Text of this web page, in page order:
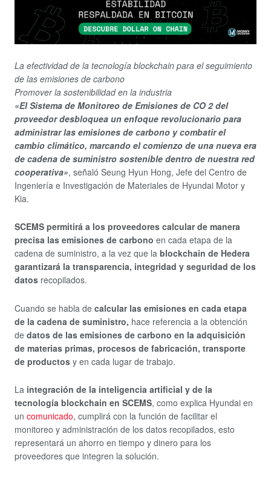
La efectividad de la tecnología blockchain para el seguimiento
de las emisiones de carbono
Promover la sostenibilidad en la industria
«El Sistema de Monitoreo de Emisiones de CO 2 del
proveedor desbloquea un enfoque revolucionario para
administrar las emisiones de carbono y combatir el
cambio climático, marcando el comienzo de una nueva era
de cadena de suministro sostenible dentro de nuestra red
cooperativa», señaló Seung Hyun Hong, Jefe del Centro de
Ingeniería e Investigación de Materiales de Hyundai Motor y
Kia.
SCEMS permitirá a los proveedores calcular de manera
precisa las emisiones de carbono en cada etapa de la
cadena de suministro, a la vez que la blockchain de Hedera
garantizará la transparencia, integridad y seguridad de los
datos recopilados.
Cuando se habla de calcular las emisiones en cada etapa
de la cadena de suministro, hace referencia a la obtención
de datos de las emisiones de carbono en la adquisición
de materias primas, procesos de fabricación, transporte
de productos y en cada lugar de trabajo.
La integración de la inteligencia artificial y de la
tecnología blockchain en SCEMS, como explica Hyundai en
un comunicado, cumplirá con la función de facilitar el
monitoreo y administración de los datos recopilados, esto
representará un ahorro en tiempo y dinero para los
proveedores que integren la solución.